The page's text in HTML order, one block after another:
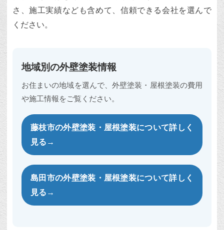
さ、施工実績なども含めて、信頼できる会社を選んで
ください。
地域別の外壁塗装情報
お住まいの地域を選んで、外壁塗装・屋根塗装の費用
や施工情報をご覧ください。
藤枝市の外壁塗装・屋根塗装について詳しく
見る→
島田市の外壁塗装・屋根塗装について詳しく
見る→